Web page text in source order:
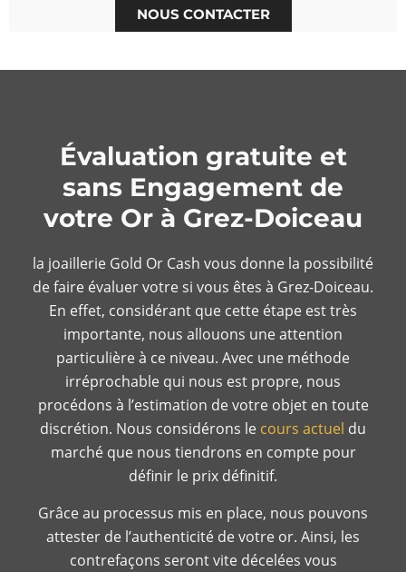
NOUS CONTACTER
Évaluation gratuite et
sans Engagement de
votre Or à Grez-Doiceau
la joaillerie Gold Or Cash vous donne la possibilité
de faire évaluer votre si vous êtes à Grez-Doiceau.
En effet, considérant que cette étape est très
importante, nous allouons une attention
particulière à ce niveau. Avec une méthode
irréprochable qui nous est propre, nous
procédons à l’estimation de votre objet en toute
discrétion. Nous considérons le cours actuel du
marché que nous tiendrons en compte pour
définir le prix définitif.
Grâce au processus mis en place, nous pouvons
attester de l’authenticité de votre or. Ainsi, les
contrefaçons seront vite décelées vous